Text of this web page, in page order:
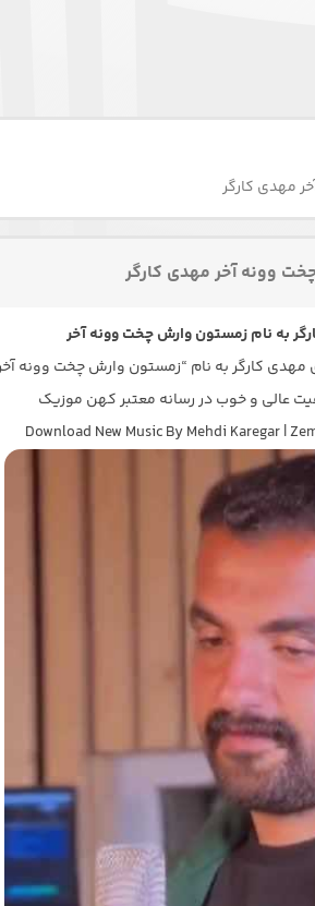
مهدی کارگر
وونه آخر مهدی کارگر
به نام زمستون وارش چخت وونه آخر
کارگر به نام “زمستون وارش چخت وونه
Download New Music By Mehdi Karegar |